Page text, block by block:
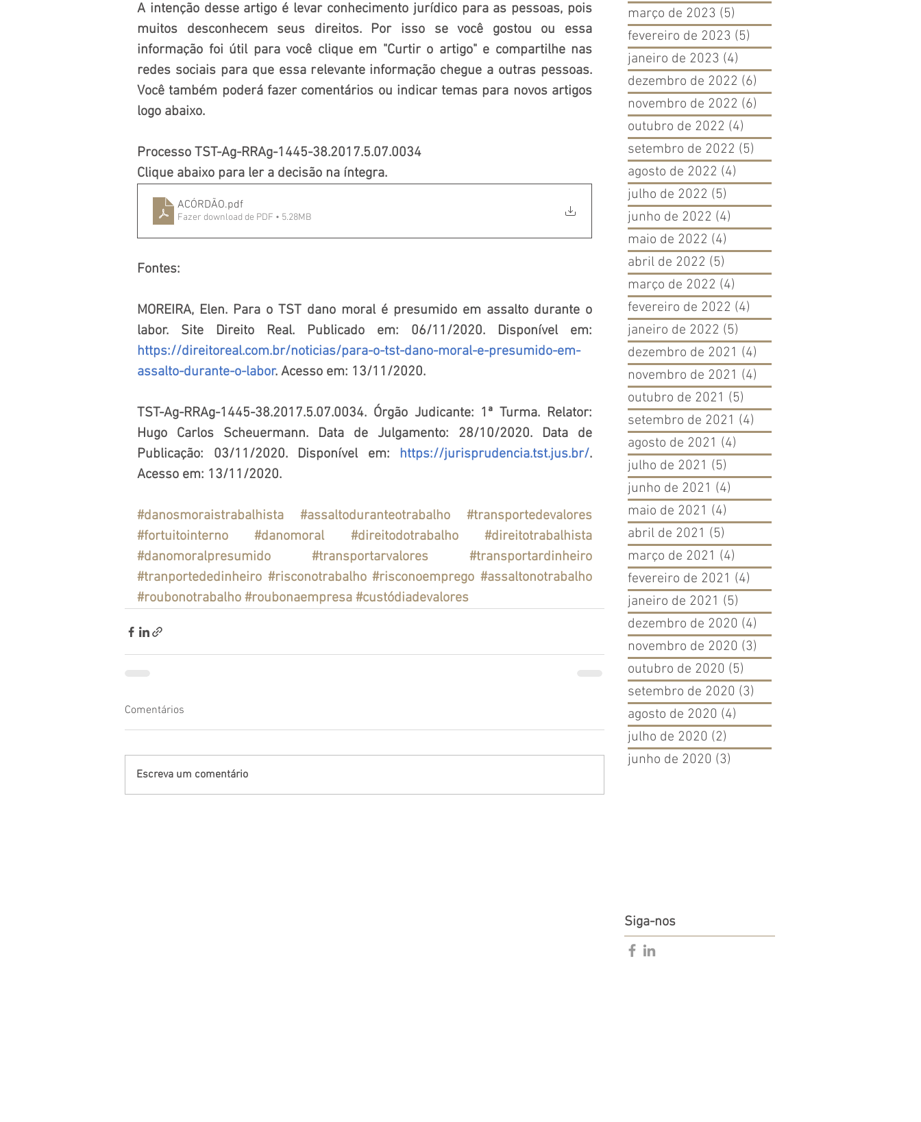
A intenção desse artigo é levar conhecimento jurídico para as pessoas, pois
muitos desconhecem seus direitos. Por isso se você gostou ou essa
informação foi útil para você clique em "Curtir o artigo" e compartilhe nas
redes sociais para que essa relevante informação chegue a outras pessoas.
Você também poderá fazer comentários ou indicar temas para novos artigos
logo abaixo.
Processo TST-Ag-RRAg-1445-38.2017.5.07.0034
Clique abaixo para ler a decisão na íntegra.
ACÓRDÃO.pdf
Fazer download de PDF • 5.28MB
Fontes:
MOREIRA, Elen. Para o TST dano moral é presumido em assalto durante o
https://direitoreal.com.br/noticias/para-o-tst-dano-moral-e-presumido-em-
assalto-durante-o-labor. Acesso em: 13/11/2020.
TST-Ag-RRAg-1445-38.2017.5.07.0034. Órgão Judicante: 1ª Turma. Relator:
Hugo Carlos Scheuermann. Data de Julgamento: 28/10/2020. Data de
Publicação: 03/11/2020. Disponível em: https://jurisprudencia.tst.jus.br/.
Acesso em: 13/11/2020.
#danosmoraistrabalhista #assaltoduranteotrabalho
#transportedevalores
#fortuitointerno
#danomoral #direitodotrabalho
#direitotrabalhista
#danomoralpresumido
#transportarvalores
#transportardinheiro
#tranportededinheiro #risconotrabalho #risconoemprego #assaltonotrabalho
#roubonotrabalho #roubonaempresa #custódiadevalores
Comentários
Escreva um comentário
março de 2023 (5)
fevereiro de 2023 (5)
janeiro de 2023 (4)
dezembro de 2022 (6)
novembro de 2022 (6)
outubro de 2022 (4)
setembro de 2022 (5)
agosto de 2022 (4)
julho de 2022 (5)
junho de 2022 (4)
maio de 2022 (4)
abril de 2022 (5)
março de 2022 (4)
fevereiro de 2022 (4)
janeiro de 2022 (5)
dezembro de 2021 (4)
novembro de 2021 (4)
outubro de 2021 (5)
setembro de 2021 (4)
agosto de 2021 (4)
julho de 2021 (5)
junho de 2021 (4)
maio de 2021 (4)
abril de 2021 (5)
março de 2021 (4)
fevereiro de 2021 (4)
janeiro de 2021 (5)
dezembro de 2020 (4)
novembro de 2020 (3)
outubro de 2020 (5)
setembro de 2020 (3)
agosto de 2020 (4)
julho de 2020 (2)
junho de 2020 (3)
Siga-nos